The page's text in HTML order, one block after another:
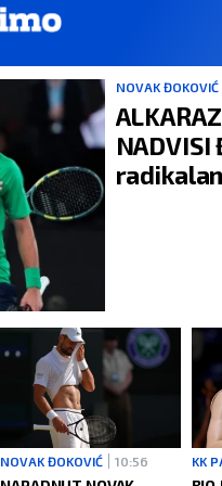
NOVAK ĐOKOVIĆ
NADVISI
NOVAK ĐOKOVIĆ 10:56